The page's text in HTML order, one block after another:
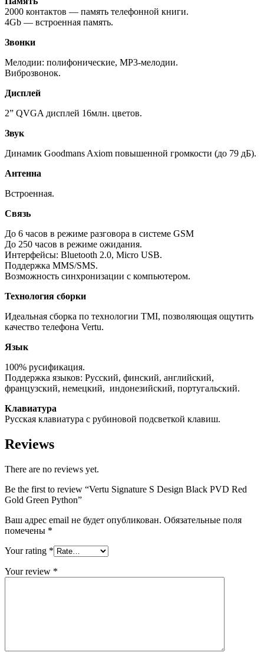
2000 контактов — память телефонной книги.
4Gb — встроенная память.
Звонки
Мелодии: полифонические, MP3-мелодии.
Виброзвонок.
Дисплей
2” QVGA дисплей 16млн. цветов.
Звук
Динамик Goodmans Axiom повышенной громкости (до 79 дБ).
Антенна
Встроенная.
Связь
До 6 часов в режиме разговора в системе GSM
До 250 часов в режиме ожидания.
Интерфейсы: Bluetooth 2.0, Micro USB.
Поддержка MMS/SMS.
Возможность синхронизации с компьютером.
Технология сборки
Идеальная сборка по технологии TMI, позволяющая ощутить
качество телефона Vertu.
Язык
100% русификация.
Поддержка языков: Русский, финский, английский,
французский, немецкий, индонезийский, португальский.
Клавиатура
Русская клавиатура с рубиновой подсветкой клавиш.
Reviews
There are no reviews yet.
Be the first to review “Vertu Signature S Design Black PVD Red
Gold Green Python”
Ваш адрес email не будет опубликован. Обязательные поля
помечены *
Your rating *
Your review *